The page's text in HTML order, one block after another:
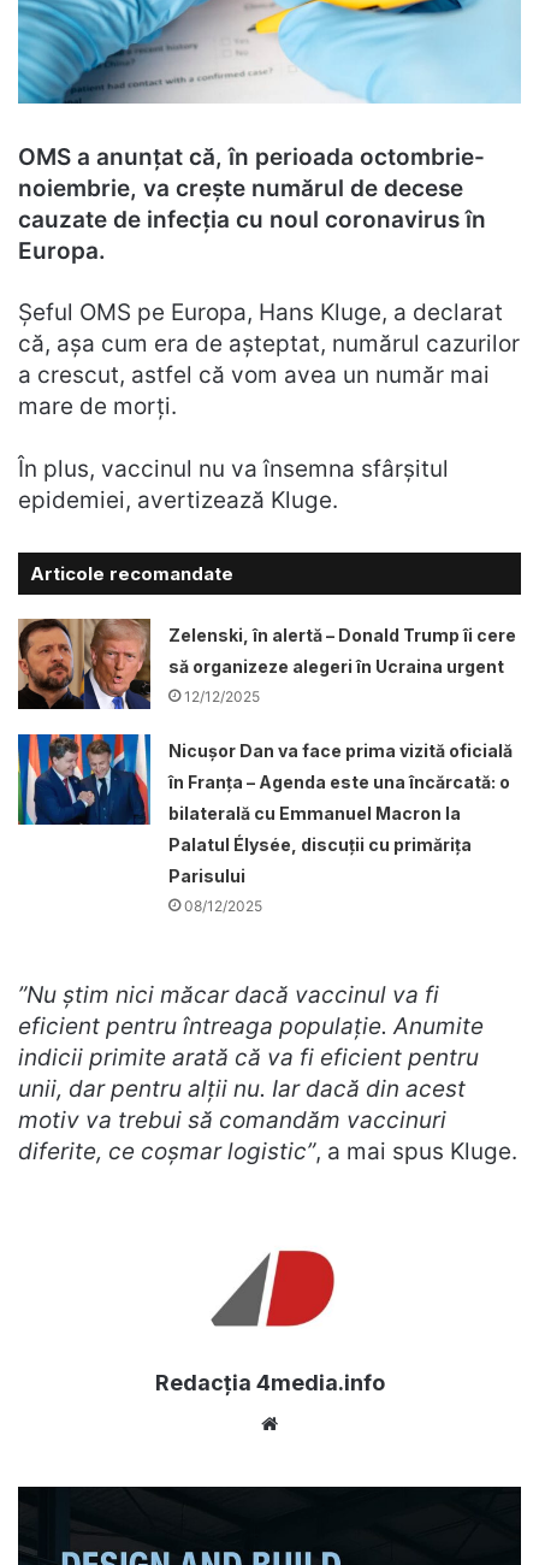
OMS a anunțat că, în perioada octombrie-
noiembrie, va crește numărul de decese
cauzate de infecția cu noul coronavirus în
Europa.
Șeful OMS pe Europa, Hans Kluge, a declarat
că, așa cum era de așteptat, numărul cazurilor
a crescut, astfel că vom avea un număr mai
mare de morți.
În plus, vaccinul nu va însemna sfârșitul
epidemiei, avertizează Kluge.
Articole recomandate
Zelenski, în alertă – Donald Trump îi cere
să organizeze alegeri în Ucraina urgent
12/12/2025
Nicușor Dan va face prima vizită oficială
în Franța – Agenda este una încărcată: o
bilaterală cu Emmanuel Macron la
Palatul Élysée, discuții cu primărița
Parisului
08/12/2025
”Nu ştim nici măcar dacă vaccinul va fi
eficient pentru întreaga populaţie. Anumite
indicii primite arată că va fi eficient pentru
unii, dar pentru alţii nu. Iar dacă din acest
motiv va trebui să comandăm vaccinuri
diferite, ce coşmar logistic”, a mai spus Kluge.
Redacția 4media.info